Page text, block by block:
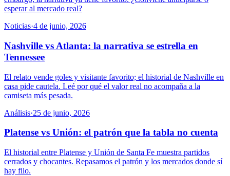
esperar al mercado real?
Noticias·4 de junio, 2026
Nashville vs Atlanta: la narrativa se estrella en
Tennessee
El relato vende goles y visitante favorito; el historial de Nashville en
casa pide cautela. Leé por qué el valor real no acompaña a la
camiseta más pesada.
Análisis·25 de junio, 2026
Platense vs Unión: el patrón que la tabla no cuenta
El historial entre Platense y Unión de Santa Fe muestra partidos
cerrados y chocantes. Repasamos el patrón y los mercados donde sí
hay filo.